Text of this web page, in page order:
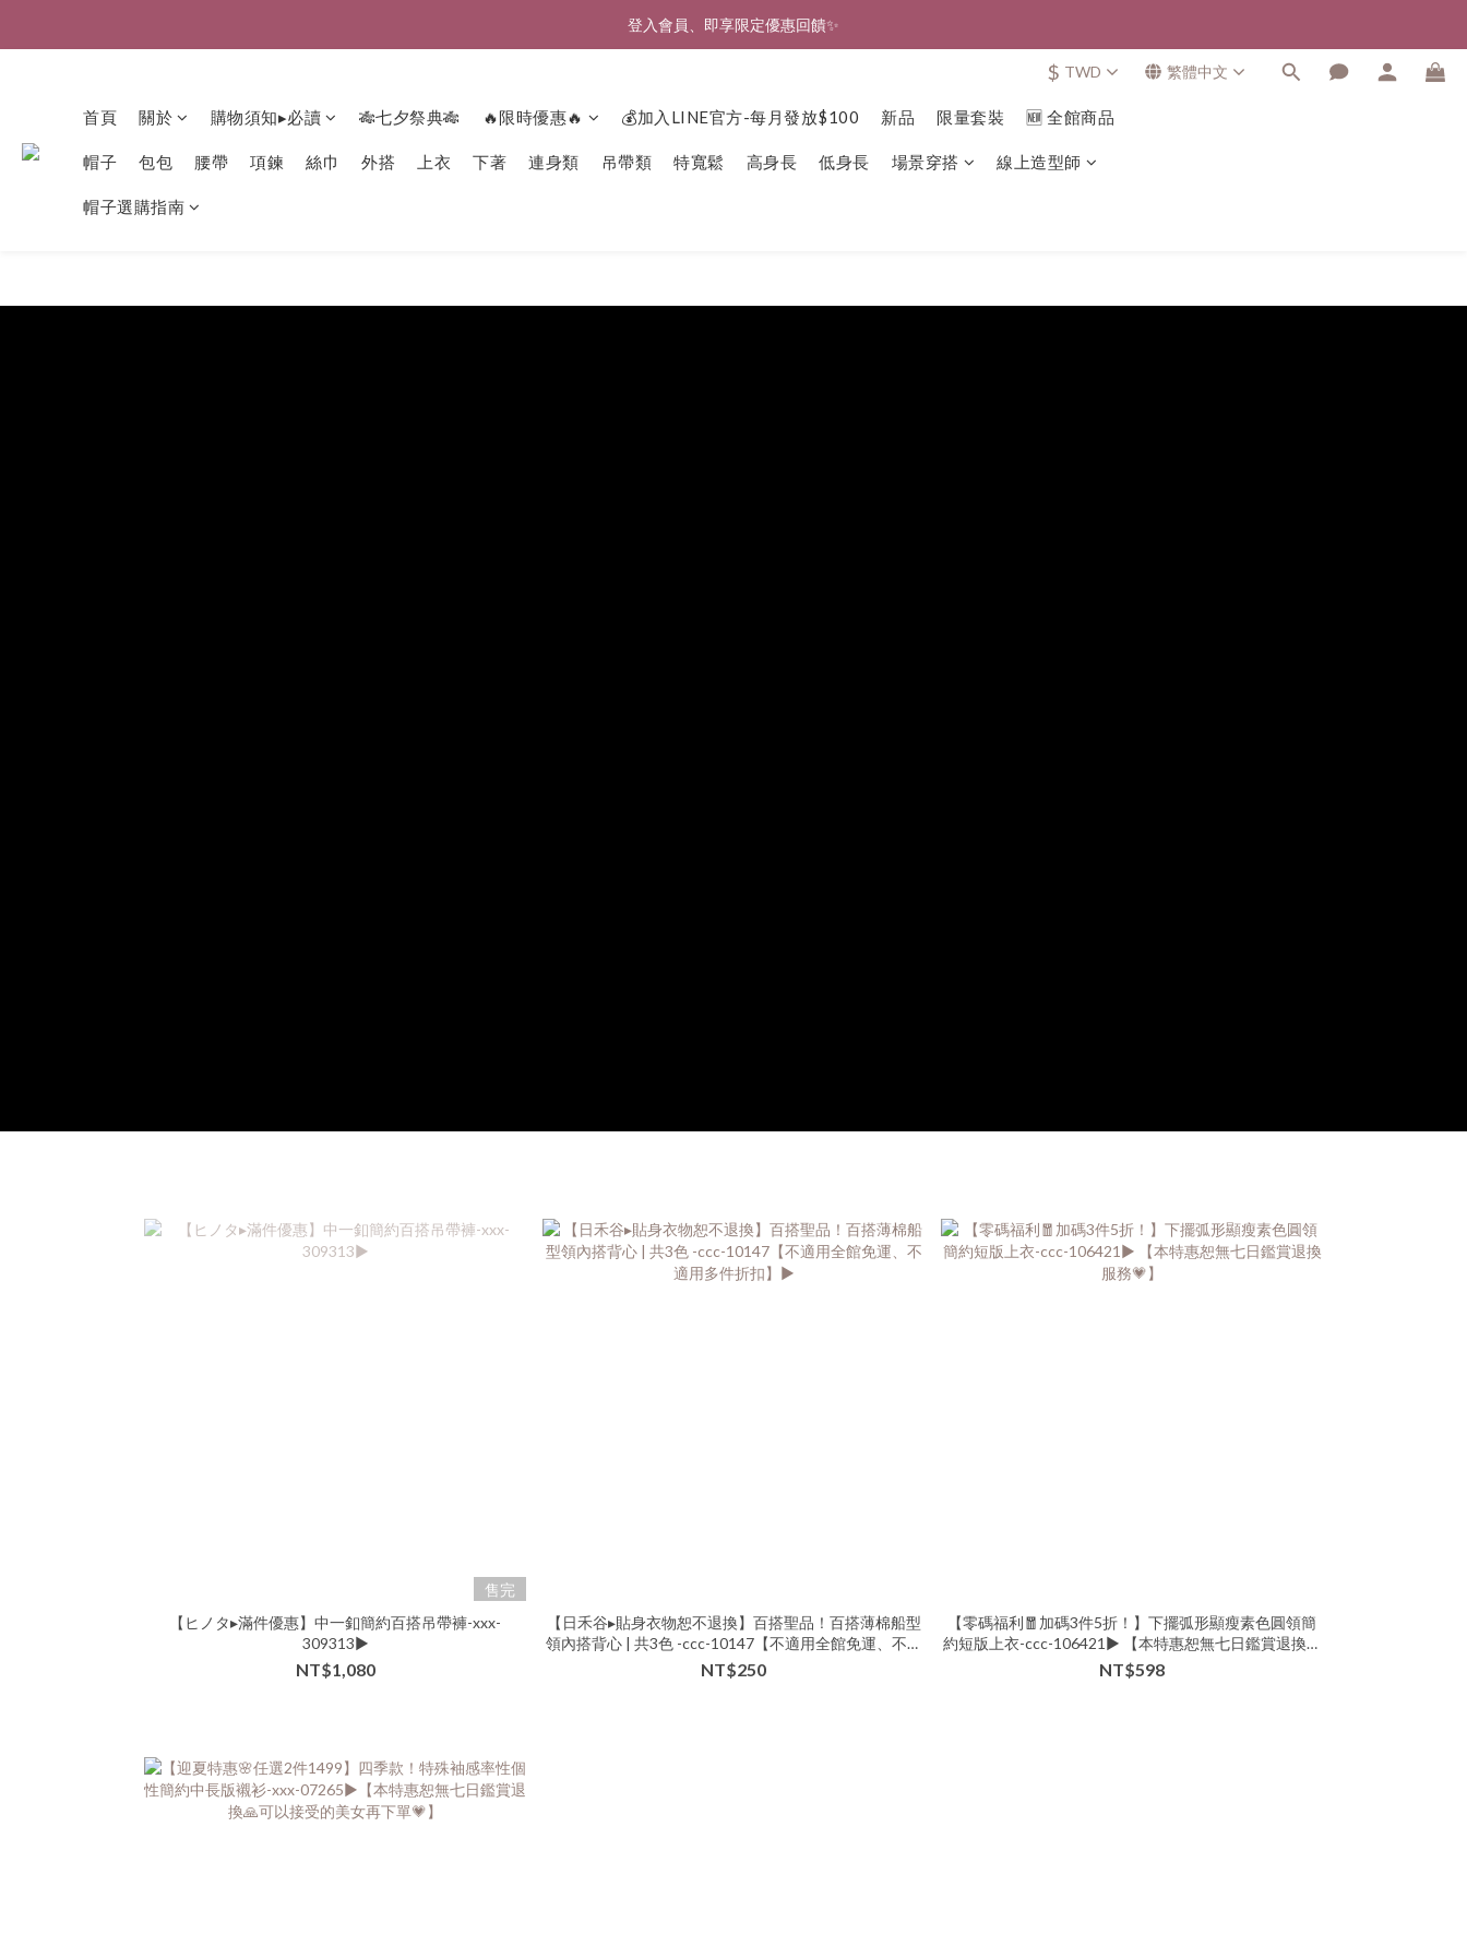
🎉新北淡水實體門市🤗歡迎蒞臨試穿🎉
🎉新北淡水實體門市🤗歡迎蒞臨試穿🎉
$ TWD 繁體中文
首頁 關於 購物須知▸必讀 🎋七夕祭典🎋 🔥限時優惠🔥 💰加入LINE官方-每月發放$100 新品 限量套裝 🆕 全館商品
帽子 包包 腰帶 項鍊 絲巾 外搭 上衣 下著 連身類 吊帶類 特寬鬆 高身長 低身長 場景穿搭 線上造型師
帽子選購指南
售完
【ヒノタ▸滿件優惠】中一釦簡約百搭吊帶褲-xxx-
309313▶
NT$1,080
【日禾谷▸貼身衣物恕不退換】百搭聖品！百搭薄棉船型
領內搭背心 | 共3色 -ccc-10147【不適用全館免運、不適
用多件折扣】▶
NT$250
【零碼福利🧧加碼3件5折！】下擺弧形顯瘦素色圓領簡
約短版上衣-ccc-106421▶ 【本特惠恕無七日鑑賞退換服
務💗】
NT$598